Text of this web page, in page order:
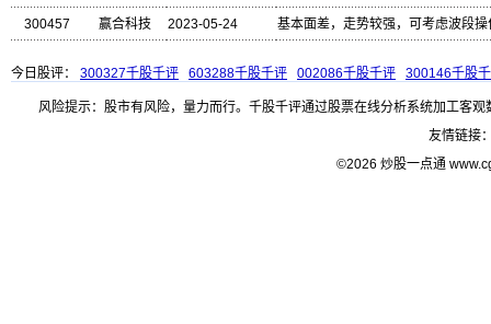
300457 赢合科技 2023-05-24 基本面差，走势较强，可考虑波段操
今日股评： 300327千股千评 603288千股千评 002086千股千评 300146千股
风险提示：股市有风险，量力而行。千股千评通过股票在线分析系统加工客
友情链接
©2026 炒股一点通